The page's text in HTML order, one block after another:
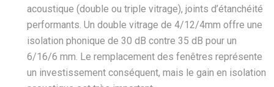
acoustique (double ou triple vitrage), joints d’étanchéité
performants. Un double vitrage de 4/12/4mm offre une
isolation phonique de 30 dB contre 35 dB pour un
6/16/6 mm. Le remplacement des fenêtres représente
un investissement conséquent, mais le gain en isolation